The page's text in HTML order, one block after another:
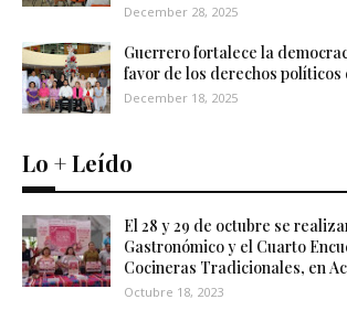
December 28, 2025
Guerrero fortalece la
favor de los derechos políticos
December 18, 2025
Lo + Leído
El 28 y 29 de octubre se
Gastronómico y el Cuarto
Cocineras Tradicionales, en
Octubre 18, 2023